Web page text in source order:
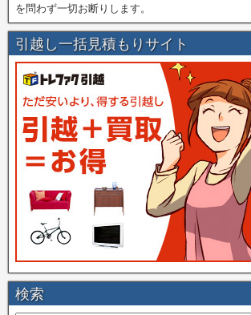
を問わず一切お断りします。
引越し一括見積もりサイト
検索